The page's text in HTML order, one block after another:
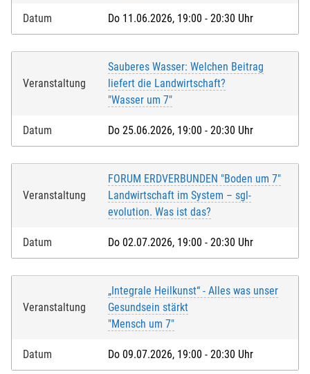
Datum Do 11.06.2026, 19:00 - 20:30 Uhr
Veranstaltung
Sauberes Wasser: Welchen Beitrag
liefert die Landwirtschaft?
"Wasser um 7"
Datum Do 25.06.2026, 19:00 - 20:30 Uhr
Veranstaltung
FORUM ERDVERBUNDEN "Boden um 7"
Landwirtschaft im System – sgl-
evolution. Was ist das?
Datum Do 02.07.2026, 19:00 - 20:30 Uhr
Veranstaltung
„Integrale Heilkunst“ - Alles was unser
Gesundsein stärkt
"Mensch um 7"
Datum Do 09.07.2026, 19:00 - 20:30 Uhr